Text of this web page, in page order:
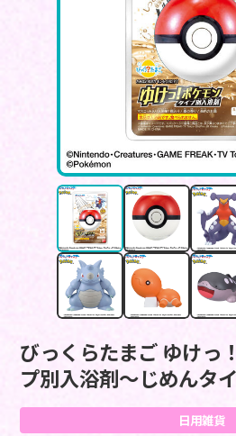
びっくらたまご ゆけっ
プ別入浴剤～じめんタ
日用雑貨